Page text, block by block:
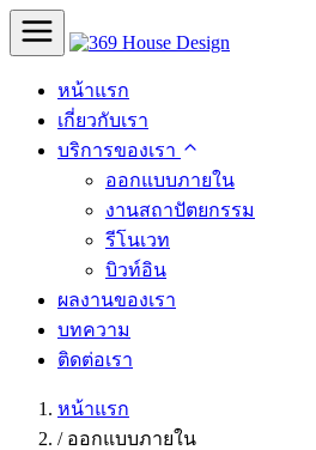
หน้าแรก
เกี่ยวกับเรา
บริการของเรา
ออกแบบภายใน
งานสถาปัตยกรรม
รีโนเวท
บิวท์อิน
ผลงานของเรา
บทความ
ติดต่อเรา
หน้าแรก
/ ออกแบบภายใน